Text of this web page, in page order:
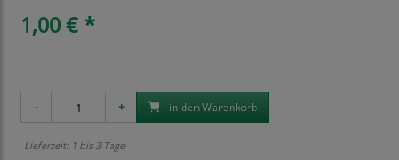
1,00 € *
in den Warenkorb
Lieferzeit: 1 bis 3 Tage